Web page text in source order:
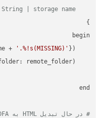
    storage_name:
| storage name.
+
'.%!s(MISSING)'
# در حال تبدیل HTML به PDFA